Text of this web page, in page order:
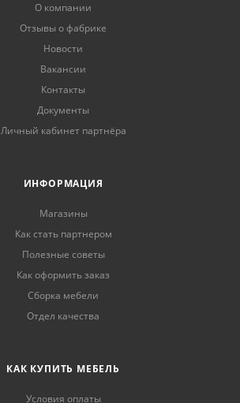
О компании
Отзывы о фабрике
Новости
Вакансии
Контакты
Документы
Личный кабинет партнёра
ИНФОРМАЦИЯ
Магазины
Как стать партнером
Полезные советы
Как оформить заказ
Сборка мебели
Отдел качества
КАК КУПИТЬ МЕБЕЛЬ
Условия оплаты